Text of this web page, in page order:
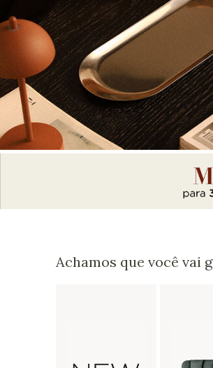
Achamos que você vai